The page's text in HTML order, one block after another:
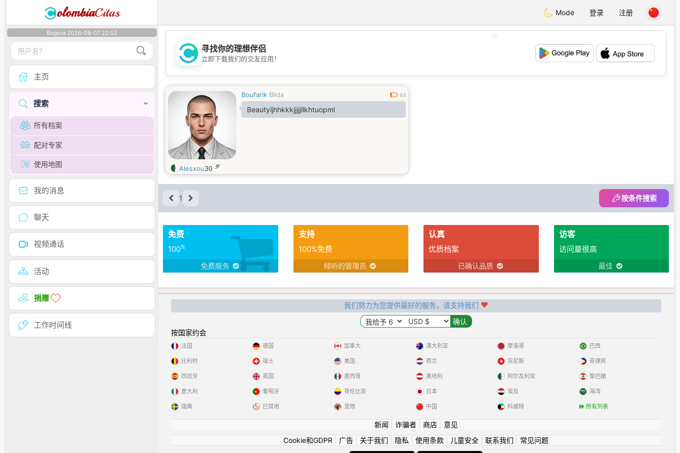
olombiaCitas Mode 登录 注册
Bogota 2026-08-07 22:52
主页
搜索
所有档案
配对专家
使用地图
我的消息
聊天
视频通话
活动
捐赠
工作时间线
💖
💕
寻找你的理想伴侣
立即下载我们的交友应用！
Boufarik Blida 0.2
Beautyljhhkkkjjjjjllkhtuopml
Alesxou30 岁
1 按条件搜索
免费
100%
免费服务
支持
100%免费
倾听的管理员
认真
优质档案
已确认品质
访客
访问量很高
最佳
我们努力为您提供最好的服务，请支持我们
按国家约会
法国
比利时
西班牙
意大利
瑞典
德国
瑞士
英国
葡萄牙
已禁用
加拿大
美国
墨西哥
哥伦比亚
宠物
澳大利亚
荷兰
奥地利
日本
中国
摩洛哥
突尼斯
阿尔及利亚
埃及
科威特
巴西
菲律宾
黎巴嫩
海湾
所有列表
新闻 诈骗者| 商店| 意见
Cookie和GDPR
广告 关于我们 隐私 使用条款 儿童安全 联系我们 常见问题